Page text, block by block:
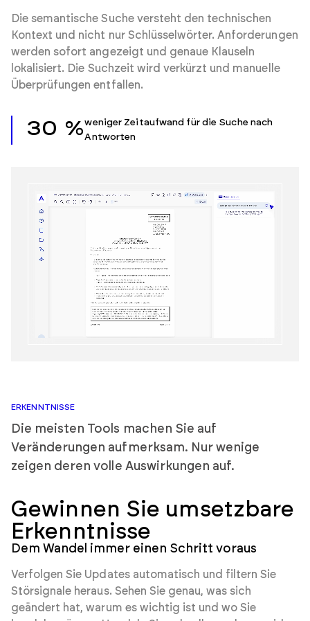
Die semantische Suche versteht den technischen
Kontext und nicht nur Schlüsselwörter. Anforderungen
werden sofort angezeigt und genaue Klauseln
lokalisiert. Die Suchzeit wird verkürzt und manuelle
Überprüfungen entfallen.
30 %weniger Zeitaufwand für die Suche nach
Antworten
ERKENNTNISSE
Die meisten Tools machen Sie auf
Veränderungen aufmerksam. Nur wenige
zeigen deren volle Auswirkungen auf.
Gewinnen Sie umsetzbare
Erkenntnisse
Dem Wandel immer einen Schritt voraus
Verfolgen Sie Updates automatisch und filtern Sie
Störsignale heraus. Sehen Sie genau, was sich
geändert hat, warum es wichtig ist und wo Sie